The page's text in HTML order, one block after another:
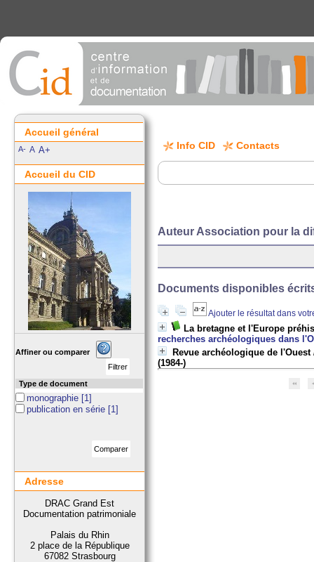
Info CID Contacts
Auteur Association pour la
Documents disponibles
Ajouter le résultat dans
La bretagne et l'Europe
recherches archéologiques dans
Revue archéologique de l'Ouest
(1984-)
Accueil général
A- A A+
Accueil du CID
Affiner ou comparer
Type de document
monographie [1]
publication en série [1]
Adresse
DRAC Grand Est
Documentation patrimoniale
Palais du Rhin
2 place de la République
67082 Strasbourg